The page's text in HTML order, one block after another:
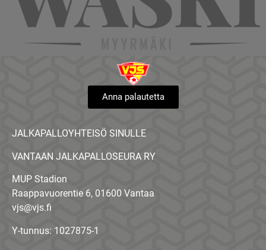
Anna palautetta
JALKAPALLOYHTEISÖ SINULLE
VANTAAN JALKAPALLOSEURA RY
MUP Stadion
Raappavuorentie 6, 01600 Vantaa
vjs@vjs.fi
Y-tunnus: 1027875-1